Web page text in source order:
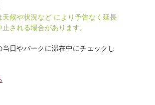
天候や状況など により予告なく延長
される場合があります。
当日やパークに滞在中にチェックし